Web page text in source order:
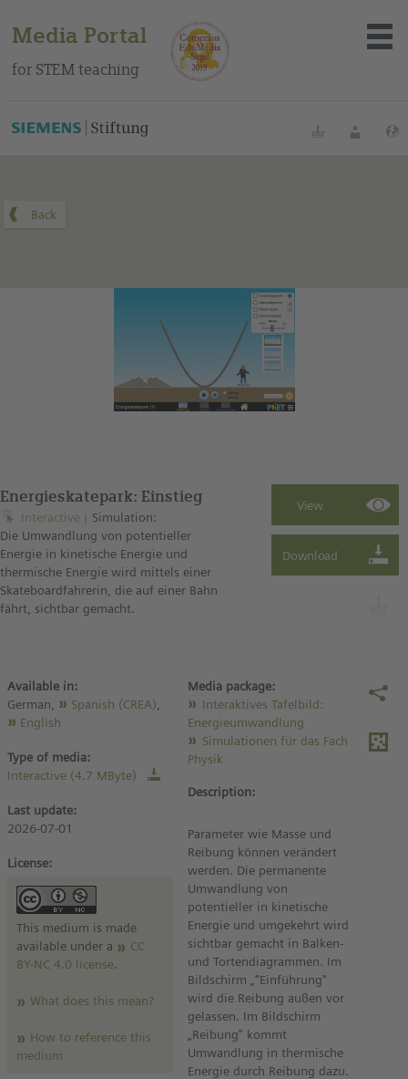
Media Portal
for STEM teaching
About the portal
BookmarksLogin
Energieskatepark: Einstieg
Interactive
Simulation:
Die Umwandlung von potentieller
Energie in kinetische Energie und
thermische Energie wird mittels einer
Skateboardfahrerin, die auf einer Bahn
fährt, sichtbar gemacht.
Available in:
German,
Spanish (CREA)
English
Type of media:
Interactive (4.7 MByte)
Last update:
2026-07-01
License:
This medium is made
available under a
CC
BY-NC 4.0 license.
What does this mean?
How to reference this
medium
Media package:
Interaktives Tafelbild:
Energieumwandlung
Simulationen für das Fach
Physik
Description:
Parameter wie Masse und
Reibung können verändert
werden. Die permanente
Umwandlung von
potentieller in kinetische
Energie und umgekehrt wird
sichtbar gemacht in Balken-
und Tortendiagrammen. Im
Bildschirm „“Einführung"
wird die Reibung außen vor
gelassen. Im Bildschirm
„Reibung” kommt
Umwandlung in thermische
Energie durch Reibung dazu.
You can find this medium on our Spanish education portal